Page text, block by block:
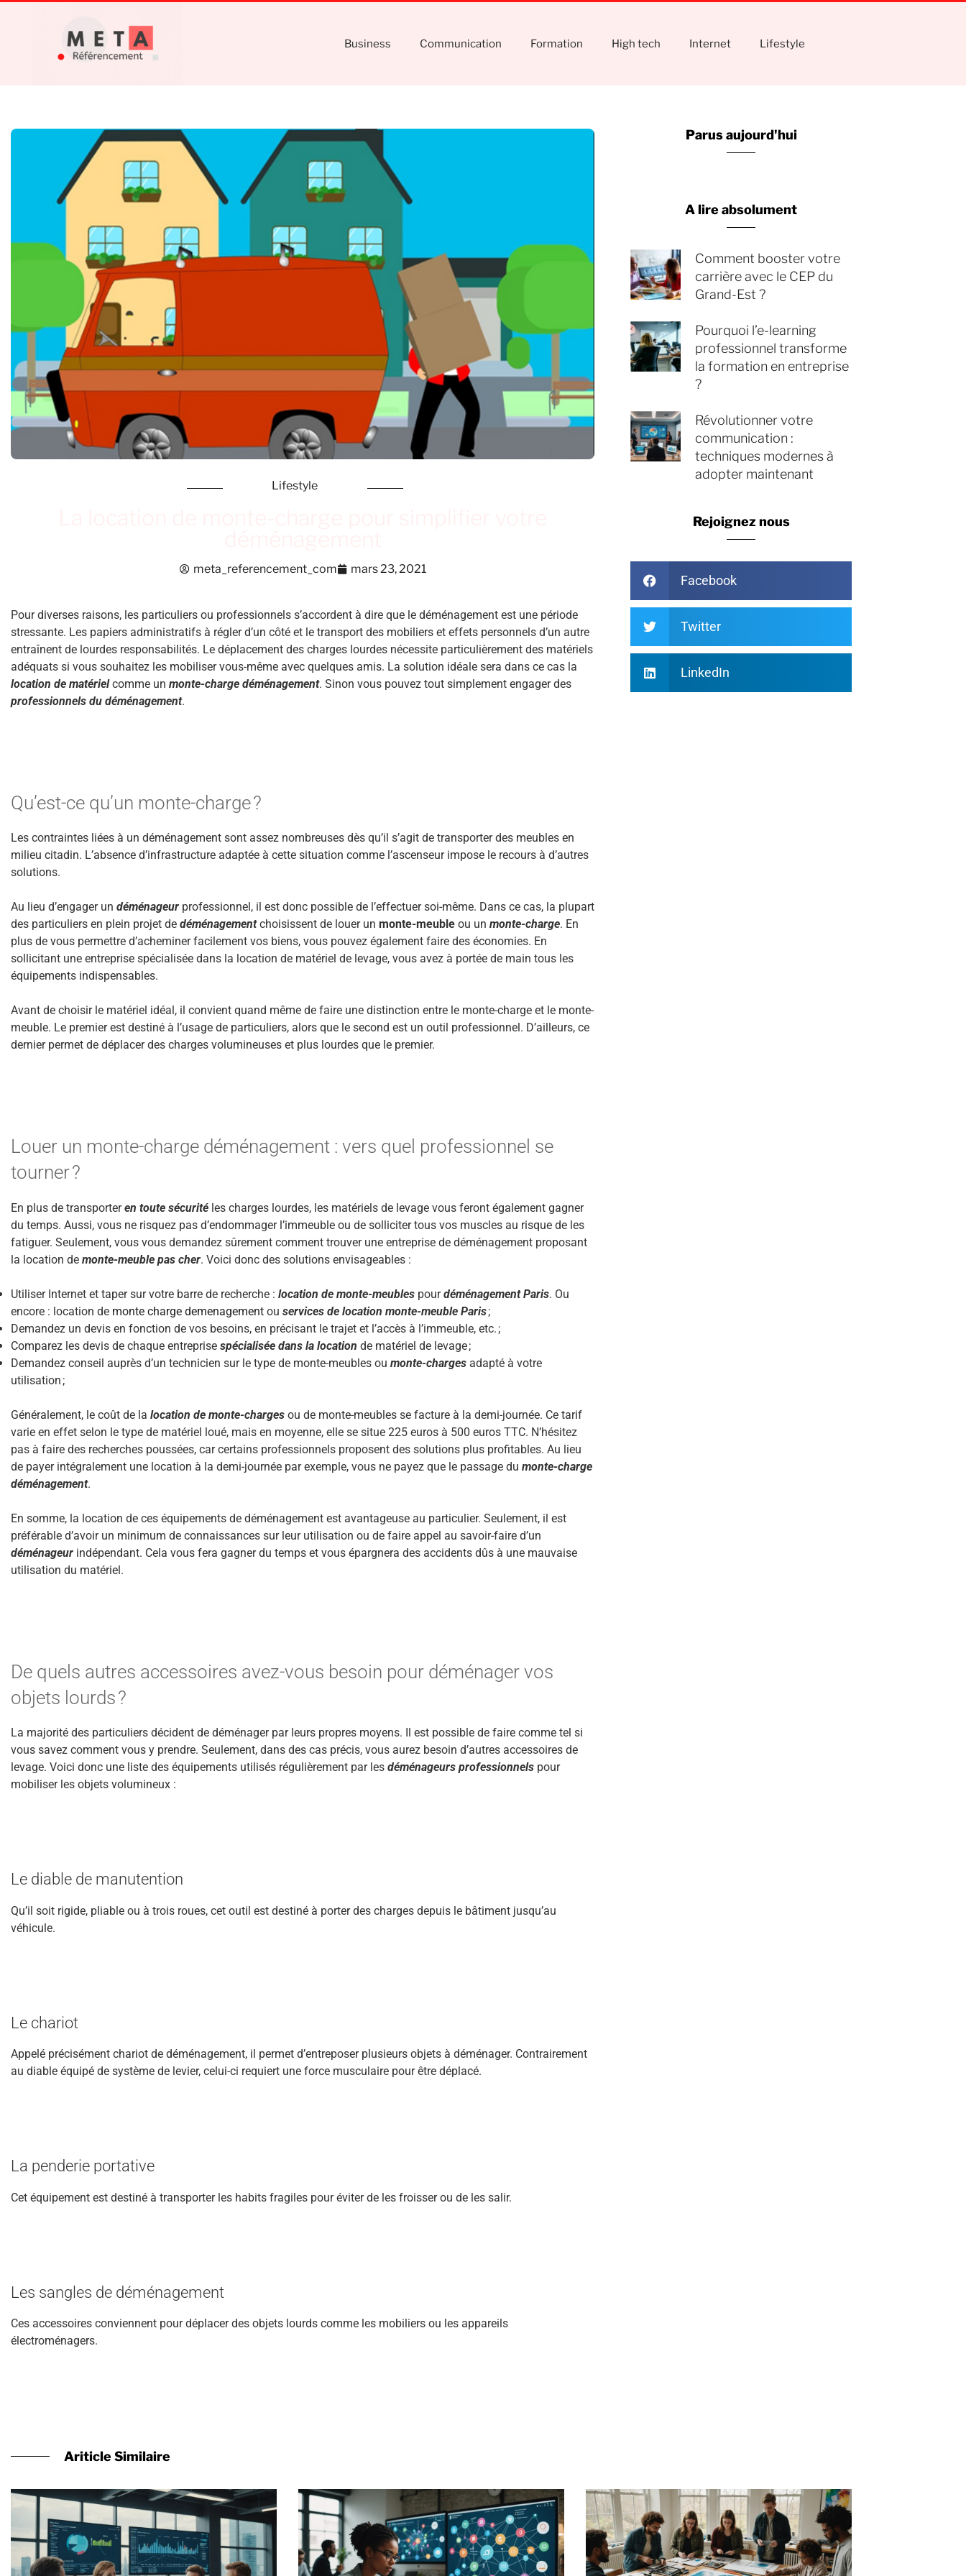
Business Communication Formation High tech Internet Lifestyle
Lifestyle
meta_referencement_com mars 23, 2021
Pour diverses raisons, les particuliers ou professionnels s’accordent à dire que le déménagement est une période
stressante. Les papiers administratifs à régler d’un côté et le transport des mobiliers et effets personnels d’un autre
entraînent de lourdes responsabilités. Le déplacement des charges lourdes nécessite particulièrement des matériels
adéquats si vous souhaitez les mobiliser vous-même avec quelques amis. La solution idéale sera dans ce cas la
location de matérielcomme un monte-charge déménagement. Sinon vous pouvez tout simplement engager des
professionnels du déménagement.
Qu’est-ce qu’un monte-charge ?
Les contraintes liées à un déménagement sont assez nombreuses dès qu’il s’agit de transporter des meubles en
milieu citadin. L’absence d’infrastructure adaptée à cette situation comme l’ascenseur impose le recours à d’autres
solutions.
Au lieu d’engager un déménageur professionnel, il est donc possible de l’effectuer soi-même. Dans ce cas, la plupart
des particuliers en plein projet de déménagementchoisissent de louer un monte-meuble ou un monte-charge. En
plus de vous permettre d’acheminer facilement vos biens, vous pouvez également faire des économies. En
sollicitant une entreprise spécialisée dans la location de matériel de levage, vous avez à portée de main tous les
équipements indispensables.
Avant de choisir le matériel idéal, il convient quand même de faire une distinction entre le monte-charge et le monte-
meuble. Le premier est destiné à l’usage de particuliers, alors que le second est un outil professionnel. D’ailleurs, ce
dernier permet de déplacer des charges volumineuses et plus lourdes que le premier.
Louer un monte-charge déménagement : vers quel professionnel se
tourner ?
En plus de transporteren toute sécurité les charges lourdes, les matériels de levage vous feront également gagner
du temps. Aussi, vous ne risquez pas d’endommager l’immeuble ou de solliciter tous vos muscles au risque de les
fatiguer. Seulement, vous vous demandez sûrement comment trouver une entreprise de déménagement proposant
la location de monte-meuble pas cher. Voici donc des solutions envisageables :
Utiliser Internet et taper sur votre barre de recherche : location de monte-meubles pourdéménagement Paris. Ou
encore : location de monte charge demenagement ou services de location monte-meuble Paris;
Demandez un devis en fonction de vos besoins, en précisant le trajet et l’accès à l’immeuble, etc. ;
Comparez les devis de chaque entreprise spécialisée dans la location de matériel de levage ;
Demandez conseil auprès d’un technicien sur le type de monte-meubles ou monte-charges adapté à votre
utilisation ;
Généralement, le coût de la location de monte-charges ou de monte-meubles se facture à la demi-journée. Ce tarif
varie en effet selon le type de matériel loué, mais en moyenne, elle se situe 225 euros à 500 euros TTC. N’hésitez
pas à faire des recherches poussées, car certains professionnels proposent des solutions plus profitables. Au lieu
de payer intégralement une location à la demi-journée par exemple, vous ne payez que le passage du monte-charge
déménagement.
En somme, la location de ces équipements de déménagement est avantageuse au particulier. Seulement, il est
préférable d’avoir un minimum de connaissances sur leur utilisation ou de faire appel au savoir-faire d’un
déménageur indépendant. Cela vous fera gagner du temps et vous épargnera des accidents dûs à une mauvaise
utilisation du matériel.
De quels autres accessoires avez-vous besoin pour déménager vos
objets lourds ?
La majorité des particuliers décident de déménager par leurs propres moyens. Il est possible de faire comme tel si
vous savez comment vous y prendre. Seulement, dans des cas précis, vous aurez besoin d’autres accessoires de
levage. Voici donc une liste des équipements utilisés régulièrement par les déménageurs professionnels pour
mobiliser les objets volumineux :
Le diable de manutention
Qu’il soit rigide, pliable ou à trois roues, cet outil est destiné à porter des charges depuis le bâtiment jusqu’au
véhicule.
Le chariot
Appelé précisément chariot de déménagement, il permet d’entreposer plusieurs objets à déménager. Contrairement
au diable équipé de système de levier, celui-ci requiert une force musculaire pour être déplacé.
La penderie portative
Cet équipement est destiné à transporter les habits fragiles pour éviter de les froisser ou de les salir.
Les sangles de déménagement
Ces accessoires conviennent pour déplacer des objets lourds comme les mobiliers ou les appareils
électroménagers.
Parus aujourd'hui
A lire absolument
Comment booster votre
carrière avec le CEP du
Grand-Est ?
Pourquoi l’e-learning
professionnel transforme
la formation en entreprise
?
Révolutionner votre
communication :
techniques modernes à
adopter maintenant
Rejoignez nous
Facebook
Twitter
LinkedIn
Ariticle Similaire